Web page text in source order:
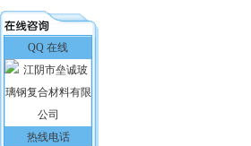
QQ 在线
热线电话